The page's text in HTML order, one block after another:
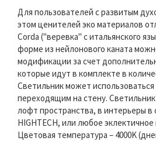
Для пользователей с развитым
этом ценителей эко материалов
Corda ("веревка" с итальянского
форме из нейлонового каната
модификации за счет
которые идут в комплекте в
Светильник может использоваться
переходящим на стену.
лофт пространства, в интерьеры
HIGHTECH, или любое
Цветовая температура – 4000K